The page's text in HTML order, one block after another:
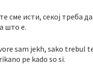
сме исти, секој треба
што е.
sam jekh, sako trebul
pe kado so si.